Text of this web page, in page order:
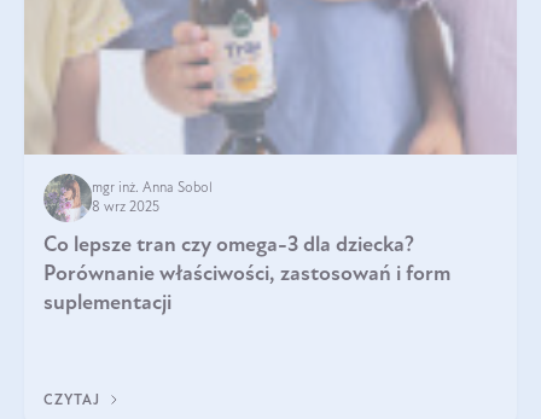
mgr inż. Anna Sobol
8 wrz 2025
Co lepsze tran czy omega-3 dla dziecka?
Porównanie właściwości, zastosowań i form
suplementacji
CZYTAJ